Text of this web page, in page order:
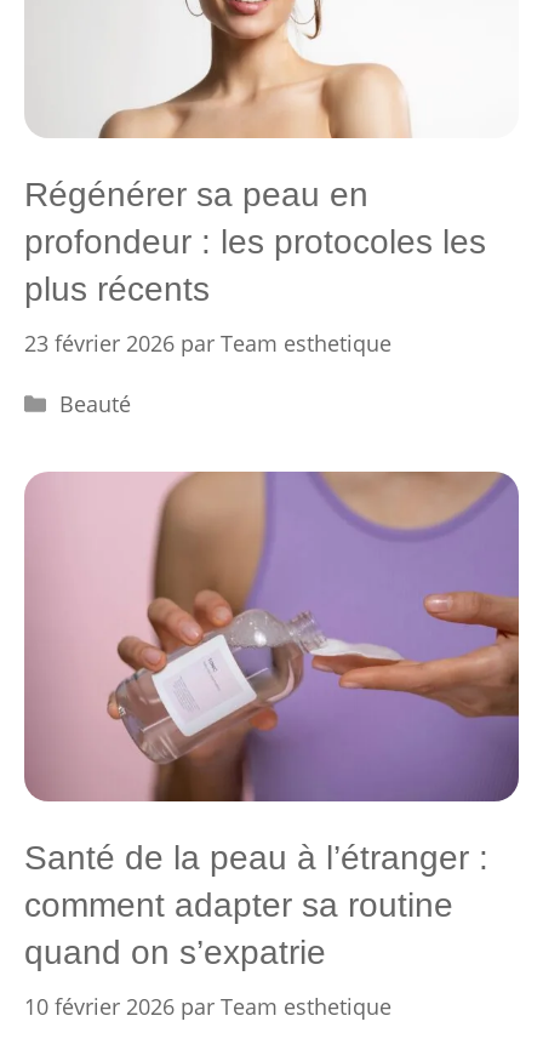
Régénérer sa peau en
profondeur : les protocoles les
plus récents
23 février 2026 par Team esthetique
Catégories
Beauté
Santé de la peau à l’étranger :
comment adapter sa routine
quand on s’expatrie
10 février 2026 par Team esthetique